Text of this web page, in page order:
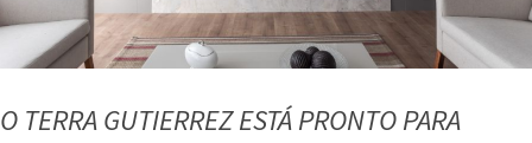
O TERRA GUTIERREZ ESTÁ PRONTO PARA